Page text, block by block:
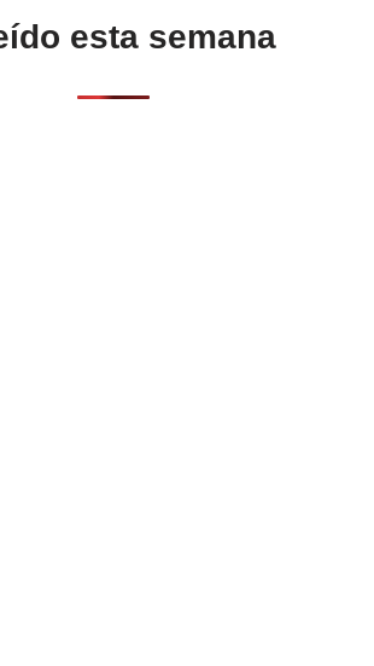
esta semana